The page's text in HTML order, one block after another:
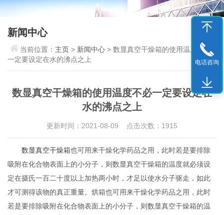
新闻中心
当前位置： 主页 > 新闻中心 > 数显真空干燥箱的使用温度不必
一定要设定在水的沸点之上
数显真空干燥箱的使用温度不必一定要设定在
水的沸点之上
更新时间：2021-08-09 点击次数：1915
数显真空干燥箱也可用来干燥化学药品之用，此时若是要排除
吸附在化合物表面上的小分子，则数显真空干燥箱的温度就必须设
定在摄氏一百二十度以上加热两小时，才足以使水分子驱走，如此
才可测得该物的真正重量。烘箱也可用来干燥化学药品之用，此时
若是要排除吸附在化合物表面上的小分子，则数显真空干燥箱的温
电话咨询